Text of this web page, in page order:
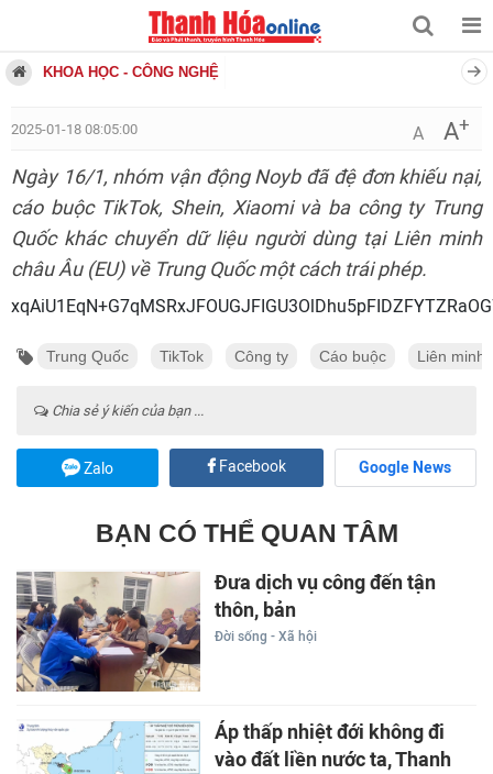
KHOA HỌC - CÔNG NGHỆ
2025-01-18 08:05:00 A A+
Ngày 16/1, nhóm vận động Noyb đã đệ đơn khiếu nại,
cáo buộc TikTok, Shein, Xiaomi và ba công ty Trung
Quốc khác chuyển dữ liệu người dùng tại Liên minh
châu Âu (EU) về Trung Quốc một cách trái phép.
Trung Quốc TikTok Công ty Cáo buộc Liên minh
Chia sẻ ý kiến của bạn ...
Zalo Facebook Google News
BẠN CÓ THỂ QUAN TÂM
Đưa dịch vụ công đến tận
thôn, bản
Đời sống - Xã hội
Áp thấp nhiệt đới không đi
vào đất liền nước ta, Thanh